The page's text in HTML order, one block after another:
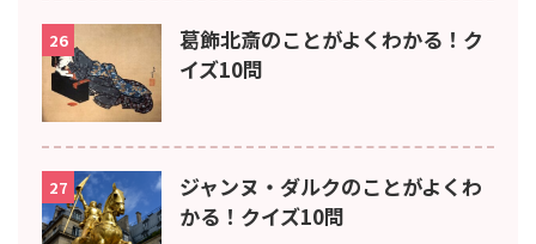
26
葛飾北斎のことがよくわかる！ク
イズ10問
27
ジャンヌ・ダルクのことがよくわ
かる！クイズ10問